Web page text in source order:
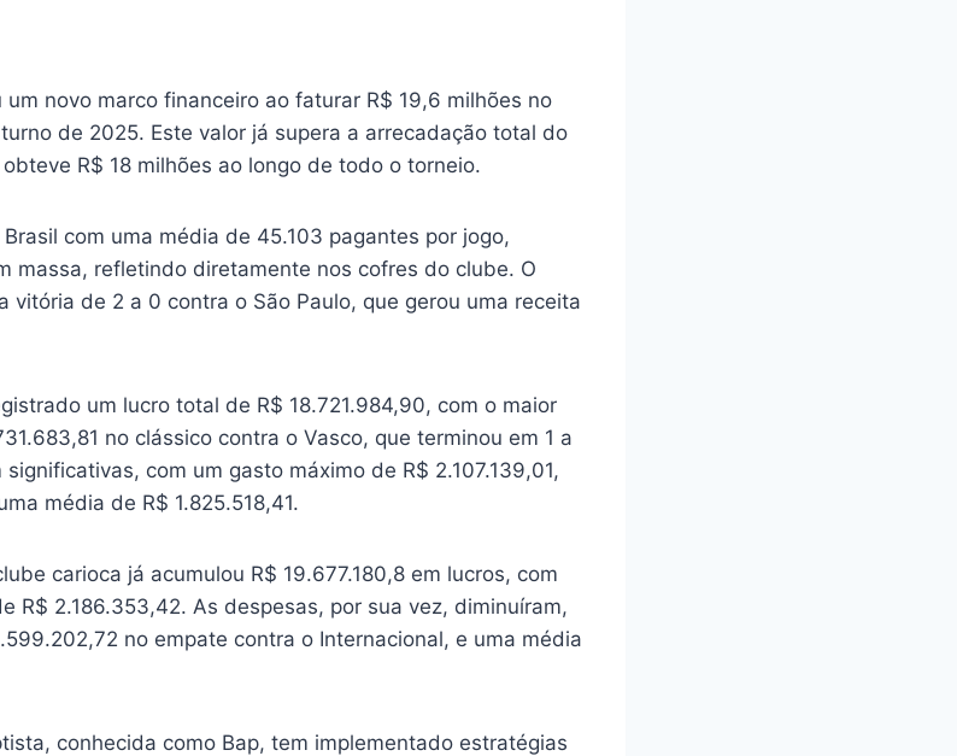
novo marco financeiro ao faturar R$ 19,6 milhões no
de 2025. Este valor já supera a arrecadação total do
R$ 18 milhões ao longo de todo o torneio.
com uma média de 45.103 pagantes por jogo,
massa, refletindo diretamente nos cofres do clube. O
vitória de 2 a 0 contra o São Paulo, que gerou uma receita
um lucro total de R$ 18.721.984,90, com o maior
no clássico contra o Vasco, que terminou em 1 a
com um gasto máximo de R$ 2.107.139,01,
média de R$ 1.825.518,41.
carioca já acumulou R$ 19.677.180,8 em lucros, com
R$ 2.186.353,42. As despesas, por sua vez, diminuíram,
no empate contra o Internacional, e uma média
conhecida como Bap, tem implementado estratégias